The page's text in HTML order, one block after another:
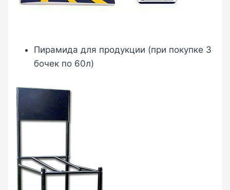
Пирамида для продукции (при покупке 3
бочек по 60л)